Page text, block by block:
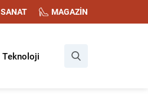
MAGAZİN
Teknoloji